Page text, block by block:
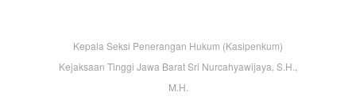
Kepala Seksi Penerangan Hukum (Kasipenkum)
Kejaksaan Tinggi Jawa Barat Sri Nurcahyawijaya, S.H.,
M.H.